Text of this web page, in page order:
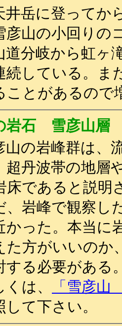
岳に登ってか
彦山の小回りの
分岐から虹ヶ
続している。ま
ことがあるので
岩石 雪彦山
山の岩峰群は、
超丹波帯の地層
床であると説明
岩峰で観察し
かった。本当に
た方がいいのか
する必要がある
は、
「雪彦
して下さい。